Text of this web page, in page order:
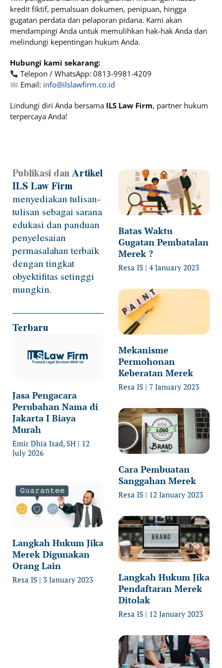
kredit fiktif, pemalsuan dokumen, penipuan, hingga
gugatan perdata dan pelaporan pidana. Kami akan
mendampingi Anda untuk memulihkan hak-hak Anda dan
melindungi kepentingan hukum Anda.
Hubungi kami sekarang:
Telepon / WhatsApp: 0813-9981-4209
Email: info@ilslawfirm.co.id
Lindungi diri Anda bersama ILS Law Firm, partner hukum
terpercaya Anda!
Publikasi danArtikel
ILS Law Firm
menyediakan tulisan-
tulisan sebagai sarana
edukasi dan panduan
penyelesaian
permasalahan terbaik
dengan tingkat
obyektifitas setinggi
mungkin.
Terbaru
Jasa Pengacara
Perubahan Nama di
Jakarta I Biaya
Murah
Emir Dhia Isad, SH
12
July 2026
Langkah Hukum Jika
Merek Digunakan
Orang Lain
Resa IS 3 January 2023
Batas Waktu
Gugatan Pembatalan
Merek ?
Resa IS 4 January 2023
Mekanisme
Permohonan
Keberatan Merek
Resa IS 7 January 2023
Cara Pembuatan
Sanggahan Merek
Resa IS 12 January 2023
Langkah Hukum Jika
Pendaftaran Merek
Ditolak
Resa IS 12 January 2023
PagePagePage Page